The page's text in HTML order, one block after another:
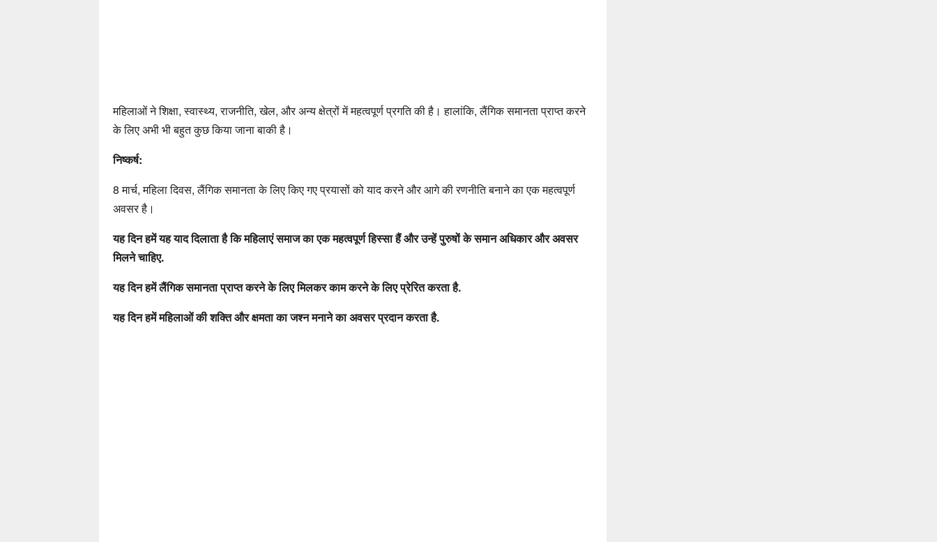
महिलाओं ने शिक्षा, स्वास्थ्य, राजनीति, खेल, और अन्य क्षेत्रों में महत्वपूर्ण प्रगति की है। हालांकि, लैंगिक समानता प्राप्त करने
के लिए अभी भी बहुत कुछ किया जाना बाकी है।
निष्कर्ष:
8 मार्च, महिला दिवस, लैंगिक समानता के लिए किए गए प्रयासों को याद करने और आगे की रणनीति बनाने का एक महत्वपूर्ण
अवसर है।
यह दिन हमें यह याद दिलाता है कि महिलाएं समाज का एक महत्वपूर्ण हिस्सा हैं और उन्हें पुरुषों के समान अधिकार और अवसर
मिलने चाहिए.
यह दिन हमें लैंगिक समानता प्राप्त करने के लिए मिलकर काम करने के लिए प्रेरित करता है.
यह दिन हमें महिलाओं की शक्ति और क्षमता का जश्न मनाने का अवसर प्रदान करता है.